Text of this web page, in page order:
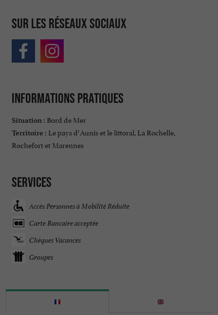
Sur les réseaux sociaux
Informations pratiques
Situation : Bord de Mer
Territoire : Le pays d’Aunis et le littoral, La Rochelle,
Rochefort et Marennes
Services
Accès Personnes à Mobilité Réduite
Carte Bancaire acceptée
Chèques Vacances
Groupes